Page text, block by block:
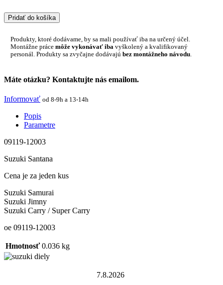
Pridať do košíka
Produkty, ktoré dodávame, by sa mali používať iba na určený účel.
Montážne práce môže vykonávať iba vyškolený a kvalifikovaný
personál. Produkty sa zvyčajne dodávajú bez montážneho návodu
Máte otázku? Kontaktujte nás emailom.
Informovať od 8-9h a 13-14h
Popis
Parametre
09119-12003
Suzuki Santana
Cena je za jeden kus
Suzuki Samurai
Suzuki Jimny
Suzuki Carry / Super Carry
oe 09119-12003
Hmotnosť 0.036 kg
7.8.2026